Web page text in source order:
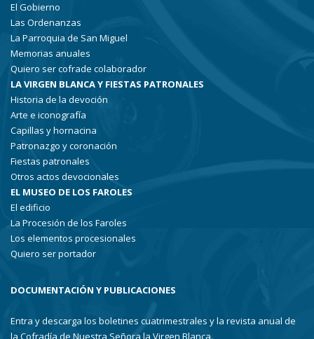
El Gobierno
Las Ordenanzas
La Parroquia de San Miguel
Memorias anuales
Quiero ser cofrade colaborador
LA VIRGEN BLANCA Y FIESTAS PATRONALES
Historia de la devoción
Arte e iconografía
Capillas y hornacina
Patronazgo y coronación
Fiestas patronales
Otros actos devocionales
EL MUSEO DE LOS FAROLES
El edificio
La Procesión de los Faroles
Los elementos procesionales
Quiero ser portador
DOCUMENTACIÓN Y PUBLICACIONES
Entra y descarga los boletines cuatrimestrales y la revista anual de
la Cofradía de Nuestra Señora la Virgen Blanca.